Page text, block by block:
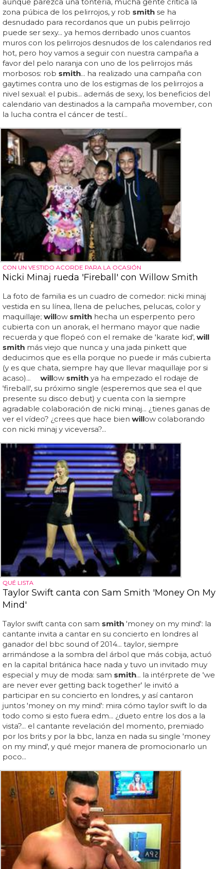
zona púbica de los pelirrojos, y rob smith se ha
desnudado para recordanos que un pubis pelirrojo
puede ser sexy... ya hemos derribado unos cuantos
muros con los pelirrojos desnudos de los calendarios red
hot, pero hoy vamos a seguir con nuestra campaña a
favor del pelo naranja con uno de los pelirrojos más
morbosos: rob smith... ha realizado una campaña con
gaytimes contra uno de los estigmas de los pelirrojos a
nivel sexual: el pubis... además de sexy, los beneficios del
calendario van destinados a la campaña movember, con
la lucha contra el cáncer de testí...
CON UN VESTIDO ACORDE PARA LA OCASIÓN
Nicki Minaj rueda 'Fireball' con Willow Smith
La foto de familia es un cuadro de comedor: nicki minaj
vestida en su línea, llena de peluches, pelucas, color y
maquillaje; willow smith hecha un esperpento pero
cubierta con un anorak, el hermano mayor que nadie
recuerda y que flopeó con el remake de 'karate kid', will
smith más viejo que nunca y una jada pinkett que
deducimos que es ella porque no puede ir más cubierta
(y es que chata, siempre hay que llevar maquillaje por si
acaso)... willow smith ya ha empezado el rodaje de
'fireball', su próximo single (esperemos que sea el que
presente su disco debut) y cuenta con la siempre
agradable colaboración de nicki minaj... ¿tienes ganas de
ver el vídeo? ¿crees que hace bien willow colaborando
con nicki minaj y viceversa?...
QUÉ LISTA
Taylor Swift canta con Sam Smith 'Money On My
Mind'
Taylor swift canta con sam smith 'money on my mind': la
cantante invita a cantar en su concierto en londres al
ganador del bbc sound of 2014... taylor, siempre
arrimándose a la sombra del árbol que más cobija, actuó
en la capital británica hace nada y tuvo un invitado muy
especial y muy de moda: sam smith... la intérprete de 'we
are never ever getting back together' le invitó a
participar en su concierto en londres, y así cantaron
juntos 'money on my mind': mira cómo taylor swift lo da
todo como si esto fuera edm... ¿dueto entre los dos a la
vista?... el cantante revelación del momento, premiado
por los brits y por la bbc, lanza en nada su single 'money
on my mind', y qué mejor manera de promocionarlo un
poco...